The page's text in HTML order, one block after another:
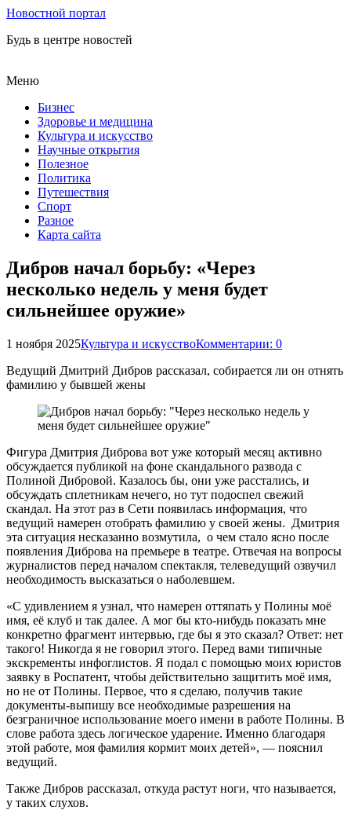
Новостной портал
Будь в центре новостей
Меню
Бизнес
Здоровье и медицина
Культура и искусство
Научные открытия
Полезное
Политика
Путешествия
Спорт
Разное
Карта сайта
Дибров начал борьбу: «Через
несколько недель у меня будет
сильнейшее оружие»
1 ноября 2025Культура и искусствоКомментарии: 0
Ведущий Дмитрий Дибров рассказал, собирается ли он отнять
фамилию у бывшей жены
Фигура Дмитрия Диброва вот уже который месяц активно
обсуждается публикой на фоне скандального развода с
Полиной Дибровой. Казалось бы, они уже расстались, и
обсуждать сплетникам нечего, но тут подоспел свежий
скандал. На этот раз в Сети появилась информация, что
ведущий намерен отобрать фамилию у своей жены. Дмитрия
эта ситуация несказанно возмутила, о чем стало ясно после
появления Диброва на премьере в театре. Отвечая на вопросы
журналистов перед началом спектакля, телеведущий озвучил
необходимость высказаться о наболевшем.
«С удивлением я узнал, что намерен оттяпать у Полины моё
имя, её клуб и так далее. А мог бы кто-нибудь показать мне
конкретно фрагмент интервью, где бы я это сказал? Ответ: нет
такого! Никогда я не говорил этого. Перед вами типичные
экскременты инфоглистов. Я подал с помощью моих юристов
заявку в Роспатент, чтобы действительно защитить моё имя,
но не от Полины. Первое, что я сделаю, получив такие
документы-выпишу все необходимые разрешения на
безграничное использование моего имени в работе Полины. В
слове работа здесь логическое ударение. Именно благодаря
этой работе, моя фамилия кормит моих детей», — пояснил
ведущий.
Также Дибров рассказал, откуда растут ноги, что называется,
у таких слухов.